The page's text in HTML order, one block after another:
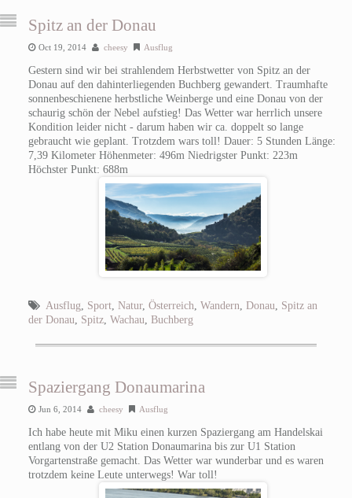
Spitz an der Donau
Oct 19, 2014 cheesy Ausflug
Gestern sind wir bei strahlendem Herbstwetter von Spitz an der
Donau auf den dahinterliegenden Buchberg gewandert. Traumhafte
sonnenbeschienene herbstliche Weinberge und eine Donau von der
schaurig schön der Nebel aufstieg! Das Wetter war herrlich unsere
Kondition leider nicht - darum haben wir ca. doppelt so lange
gebraucht wie geplant. Trotzdem wars toll! Dauer: 5 Stunden Länge:
7,39 Kilometer Höhenmeter: 496m Niedrigster Punkt: 223m
Höchster Punkt: 688m
Ausflug, Sport, Natur, Österreich, Wandern, Donau, Spitz an
der Donau, Spitz, Wachau, Buchberg
Spaziergang Donaumarina
Jun 6, 2014 cheesy Ausflug
Ich habe heute mit Miku einen kurzen Spaziergang am Handelskai
entlang von der U2 Station Donaumarina bis zur U1 Station
Vorgartenstraße gemacht. Das Wetter war wunderbar und es waren
trotzdem keine Leute unterwegs! War toll!